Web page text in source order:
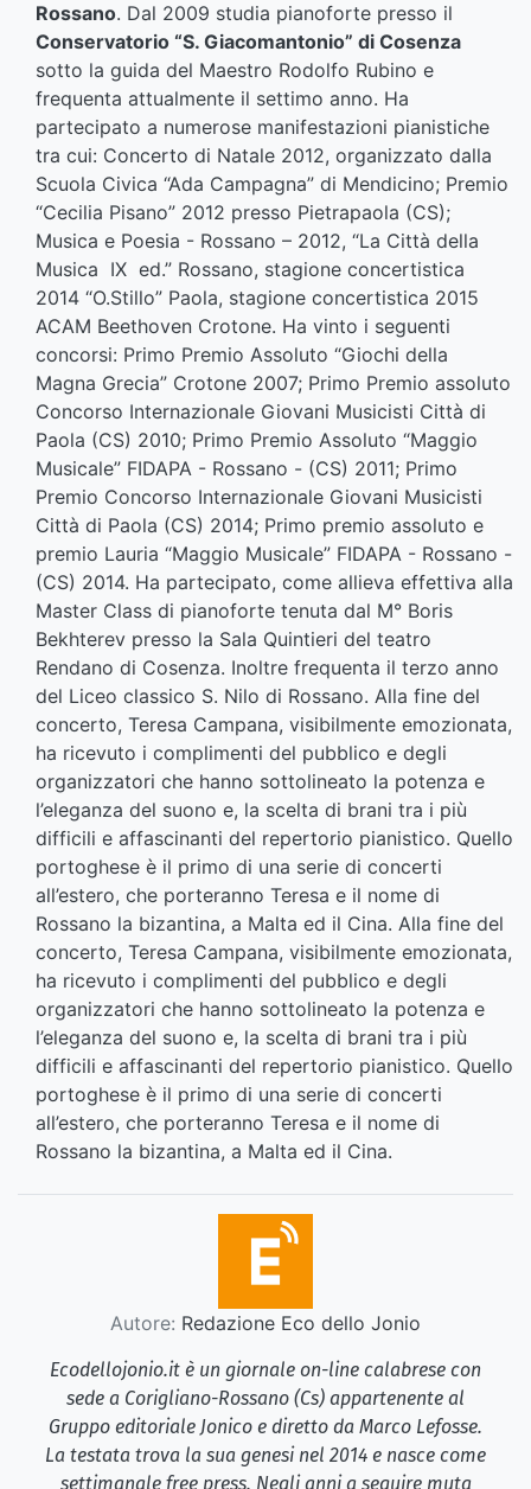
Rossano. Dal 2009 studia pianoforte presso il
Conservatorio “S. Giacomantonio” di Cosenza
sotto la guida del Maestro Rodolfo Rubino e
frequenta attualmente il settimo anno. Ha
partecipato a numerose manifestazioni pianistiche
tra cui: Concerto di Natale 2012, organizzato dalla
Scuola Civica “Ada Campagna” di Mendicino; Premio
“Cecilia Pisano” 2012 presso Pietrapaola (CS);
Musica e Poesia - Rossano – 2012, “La Città della
Musica IX ed.” Rossano, stagione concertistica
2014 “O.Stillo” Paola, stagione concertistica 2015
ACAM Beethoven Crotone. Ha vinto i seguenti
concorsi: Primo Premio Assoluto “Giochi della
Magna Grecia” Crotone 2007; Primo Premio assoluto
Concorso Internazionale Giovani Musicisti Città di
Paola (CS) 2010; Primo Premio Assoluto “Maggio
Musicale” FIDAPA - Rossano - (CS) 2011; Primo
Premio Concorso Internazionale Giovani Musicisti
Città di Paola (CS) 2014; Primo premio assoluto e
premio Lauria “Maggio Musicale” FIDAPA - Rossano -
(CS) 2014. Ha partecipato, come allieva effettiva alla
Master Class di pianoforte tenuta dal M° Boris
Bekhterev presso la Sala Quintieri del teatro
Rendano di Cosenza. Inoltre frequenta il terzo anno
del Liceo classico S. Nilo di Rossano. Alla fine del
concerto, Teresa Campana, visibilmente emozionata,
ha ricevuto i complimenti del pubblico e degli
organizzatori che hanno sottolineato la potenza e
l’eleganza del suono e, la scelta di brani tra i più
difficili e affascinanti del repertorio pianistico. Quello
portoghese è il primo di una serie di concerti
all’estero, che porteranno Teresa e il nome di
Rossano la bizantina, a Malta ed il Cina. Alla fine del
concerto, Teresa Campana, visibilmente emozionata,
ha ricevuto i complimenti del pubblico e degli
organizzatori che hanno sottolineato la potenza e
l’eleganza del suono e, la scelta di brani tra i più
difficili e affascinanti del repertorio pianistico. Quello
portoghese è il primo di una serie di concerti
all’estero, che porteranno Teresa e il nome di
Rossano la bizantina, a Malta ed il Cina.
Autore: Redazione Eco dello Jonio
Ecodellojonio.it è un giornale on-line calabrese con
sede a Corigliano-Rossano (Cs) appartenente al
Gruppo editoriale Jonico e diretto da Marco Lefosse.
La testata trova la sua genesi nel 2014 e nasce come
settimanale free press. Negli anni a seguire muta